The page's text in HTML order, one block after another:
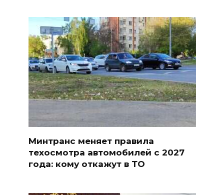
Минтранс меняет правила
техосмотра автомобилей с 2027
года: кому откажут в ТО